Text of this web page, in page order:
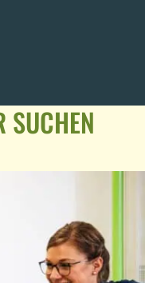
SUCHEN